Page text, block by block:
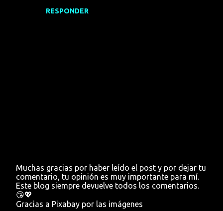
RESPONDER
P
u
b
l
i
Muchas gracias por haber leído el post y por dejar tu
comentario, tu opinión es muy importante para mí.
Este blog siempre devuelve todos los comentarios.
😘💖
Gracias a Pixabay por las imágenes